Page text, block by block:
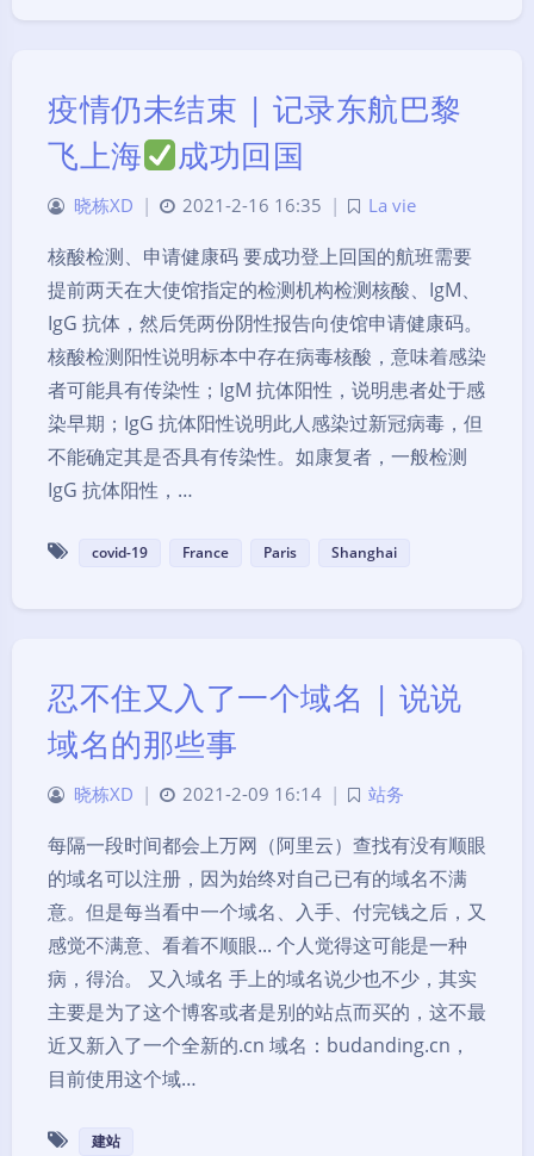
疫情仍未结束 | 记录东航巴黎
飞上海
成功回国
晓栋XD | 2021-2-16 16:35 | La vie
核酸检测、申请健康码 要成功登上回国的航班需要
提前两天在大使馆指定的检测机构检测核酸、IgM、
IgG 抗体，然后凭两份阴性报告向使馆申请健康码。
核酸检测阳性说明标本中存在病毒核酸，意味着感染
者可能具有传染性；IgM 抗体阳性，说明患者处于感
染早期；IgG 抗体阳性说明此人感染过新冠病毒，但
不能确定其是否具有传染性。如康复者，一般检测
IgG 抗体阳性，…
covid-19 France Paris Shanghai
忍不住又入了一个域名 | 说说
域名的那些事
晓栋XD | 2021-2-09 16:14 | 站务
每隔一段时间都会上万网（阿里云）查找有没有顺眼
的域名可以注册，因为始终对自己已有的域名不满
意。但是每当看中一个域名、入手、付完钱之后，又
感觉不满意、看着不顺眼... 个人觉得这可能是一种
病，得治。 又入域名 手上的域名说少也不少，其实
主要是为了这个博客或者是别的站点而买的，这不最
近又新入了一个全新的.cn 域名：budanding.cn，
目前使用这个域…
建站